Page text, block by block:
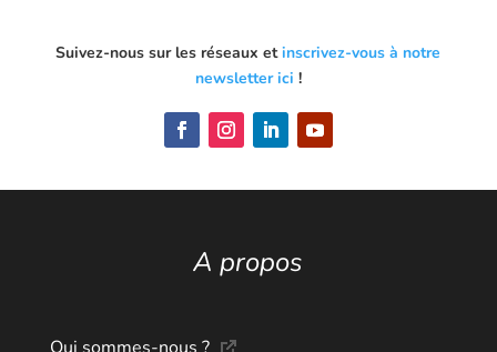
Suivez-nous sur les réseaux etinscrivez-vous à notre
newsletter ici !
A propos